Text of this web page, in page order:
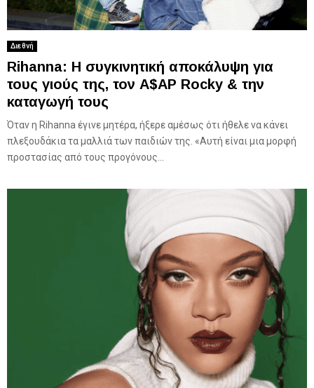
Διεθνή
Rihanna: Η συγκινητική αποκάλυψη για
τους γιούς της, τον A$AP Rocky & την
καταγωγή τους
Όταν η Rihanna έγινε μητέρα, ήξερε αμέσως ότι ήθελε να κάνει
πλεξουδάκια τα μαλλιά των παιδιών της. «Αυτή είναι μια μορφή
προστασίας από τους προγόνους...